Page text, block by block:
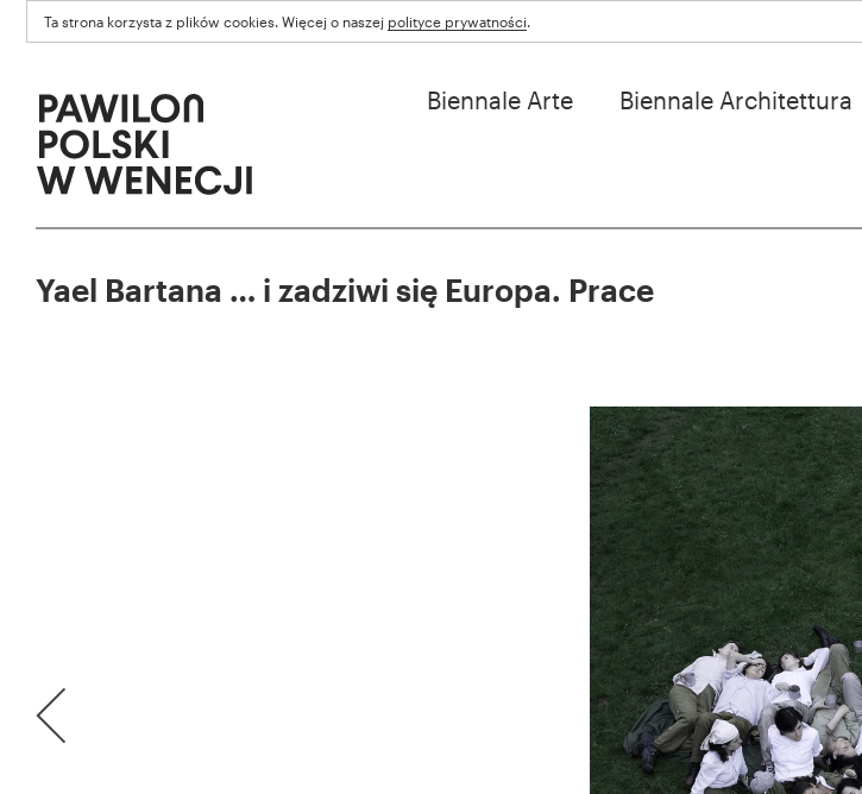
Ta strona korzysta z plików cookies. Więcej o naszej polityce prywatności.
Biennale Arte Biennale Architettura
Yael Bartana … i zadziwi się Europa. Prace